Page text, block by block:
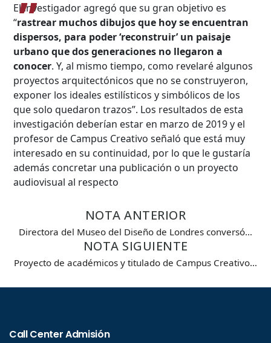
El investigador agregó que su gran objetivo es
“rastrear muchos dibujos que hoy se encuentran
dispersos, para poder ‘reconstruir’ un paisaje
urbano que dos generaciones no llegaron a
conocer. Y, al mismo tiempo, como revelaré algunos
proyectos arquitectónicos que no se construyeron,
exponer los ideales estilísticos y simbólicos de los
que solo quedaron trazos”. Los resultados de esta
investigación deberían estar en marzo de 2019 y el
profesor de Campus Creativo señaló que está muy
interesado en su continuidad, por lo que le gustaría
además concretar una publicación o un proyecto
audiovisual al respecto
NOTA ANTERIOR
Directora del Museo del Diseño de Londres conversó…
NOTA SIGUIENTE
Proyecto de académicos y titulado de Campus Creativo…
Hasta...